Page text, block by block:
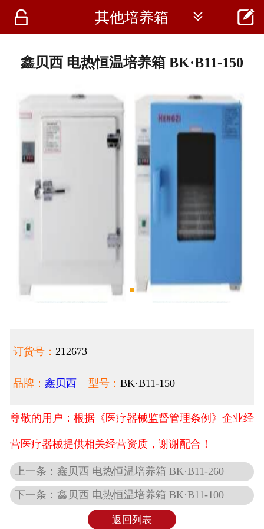
 首页
医疗资讯
 其他培养箱  
鑫贝西 电热恒温培养箱 BK·B11-150
订货号： 212673
品牌： 鑫贝西 型号： BK·B11-150
尊敬的用户：根据《医疗器械监督管理条例》企业经
营医疗器械提供相关经营资质，谢谢配合！
上一条：鑫贝西 电热恒温培养箱 BK·B11-260
下一条：鑫贝西 电热恒温培养箱 BK·B11-100
返回列表